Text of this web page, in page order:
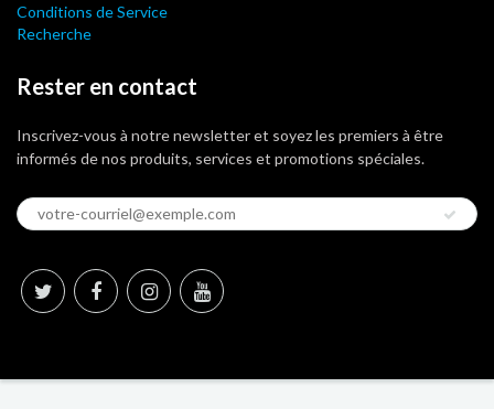
Conditions de Service
Recherche
Rester en contact
Inscrivez-vous à notre newsletter et soyez les premiers à être
informés de nos produits, services et promotions spéciales.